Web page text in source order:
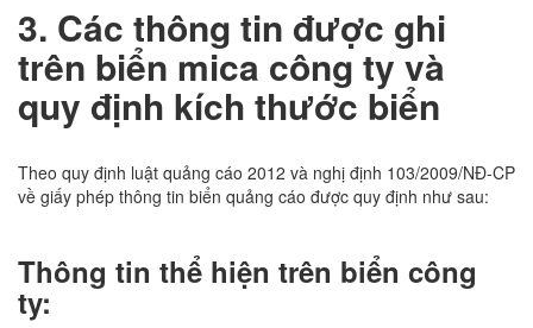
3. Các thông tin được ghi
trên biển mica công ty và
quy định kích thước biển
Theo quy định luật quảng cáo 2012 và nghị định 103/2009/NĐ-CP
về giấy phép thông tin biển quảng cáo được quy định như sau:
Thông tin thể hiện trên biển công
ty: